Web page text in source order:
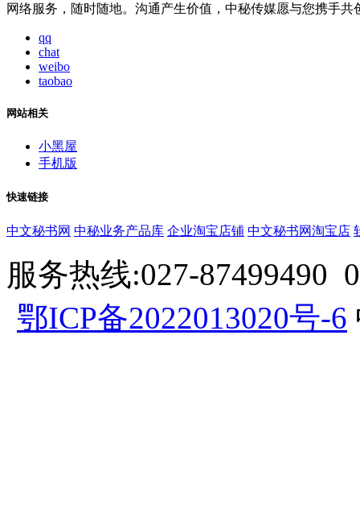
网络服务，随时随地。沟通产生价值，中秘传媒愿与您携手共
qq
chat
weibo
taobao
网站相关
小黑屋
手机版
快速链接
中文秘书网 中秘业务产品库 企业淘宝店铺 中文秘书网淘宝店
服务热线:027-87499490
鄂ICP备2022013020号-6